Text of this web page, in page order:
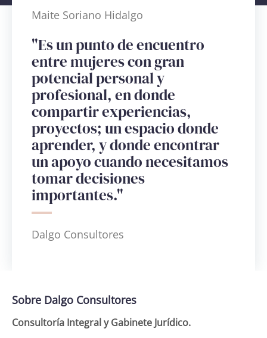
Maite Soriano Hidalgo
"Es un punto de encuentro
entre mujeres con gran
potencial personal y
profesional, en donde
compartir experiencias,
proyectos; un espacio donde
aprender, y donde encontrar
un apoyo cuando necesitamos
tomar decisiones
importantes."
Dalgo Consultores
Sobre Dalgo Consultores
Consultoría Integral y Gabinete Jurídico.